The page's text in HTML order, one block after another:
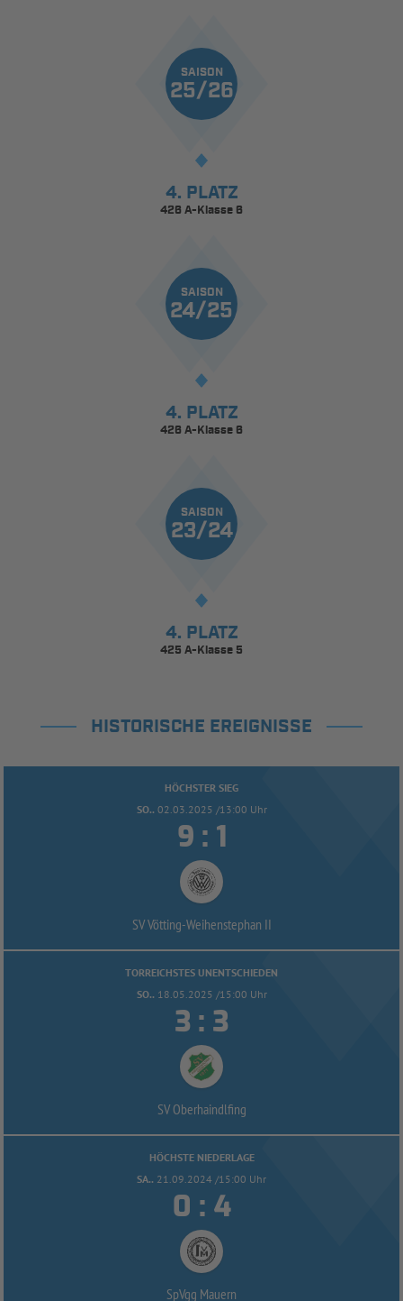
SAISON
25/26
4. PLATZ
426 A-Klasse 6
SAISON
24/25
4. PLATZ
426 A-Klasse 6
SAISON
23/24
4. PLATZ
425 A-Klasse 5
HISTORISCHE EREIGNISSE
HÖCHSTER SIEG
SO.. 02.03.2025 /13:00 Uhr
 : 
SV Vötting-Weihenstephan II
TORREICHSTES UNENTSCHIEDEN
SO.. 18.05.2025 /15:00 Uhr
 : 
SV Oberhaindlfing
HÖCHSTE NIEDERLAGE
SA.. 21.09.2024 /15:00 Uhr
 : 
SpVgg Mauern